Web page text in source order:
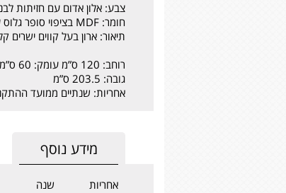
צבע: אלון אדום עם חזיתות
חומר: MDF בציפוי סופר גלוס עמיד ואיכותי.
תיאור: ארון בעל קווים ישרים קלאסים המעניקים מראה נקי
רוחב: 120 ס”מ עומק: 60 ס”מ
גובה: 203.5 ס”מ
אחריות: שנתיים ממועד
מידע נוסף
אחריות
שנה